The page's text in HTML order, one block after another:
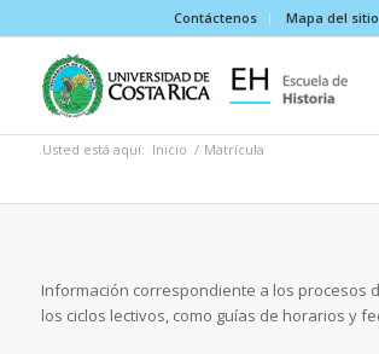
Contáctenos Mapa del sitio
Usted está aquí: Inicio / Matrícula
Información correspondiente a los procesos
los ciclos lectivos, como guías de horarios y